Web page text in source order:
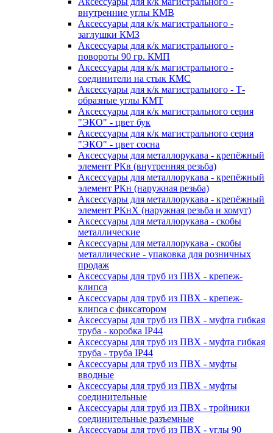
внутренние углы КМВ
Аксессуары для к/к магистрального -
заглушки КМЗ
Аксессуары для к/к магистрального -
повороты 90 гр. КМП
Аксессуары для к/к магистрального -
соединители на стык КМС
Аксессуары для к/к магистрального - Т-
образные углы КМТ
Аксессуары для к/к магистрального серия
"ЭКО" - цвет бук
Аксессуары для к/к магистрального серия
"ЭКО" - цвет сосна
Аксессуары для металлорукава - крепёжный
элемент РКв (внутренняя резьба)
Аксессуары для металлорукава - крепёжный
элемент РКн (наружная резьба)
Аксессуары для металлорукава - крепёжный
элемент РКнХ (наружная резьба и хомут)
Аксессуары для металлорукава - скобы
металлические
Аксессуары для металлорукава - скобы
металлические - упаковка для розничных
продаж
Аксессуары для труб из ПВХ - крепеж-
клипса
Аксессуары для труб из ПВХ - крепеж-
клипса с фиксатором
Аксессуары для труб из ПВХ - муфта гибкая
труба - коробка IP44
Аксессуары для труб из ПВХ - муфта гибкая
труба - труба IP44
Аксессуары для труб из ПВХ - муфты
вводные
Аксессуары для труб из ПВХ - муфты
соединительные
Аксессуары для труб из ПВХ - тройники
соединительные разъемные
Аксессуары для труб из ПВХ - углы 90